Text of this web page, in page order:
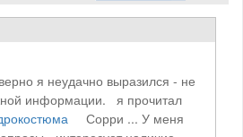
я неудачно выразился - не
информации. я прочитал
Сорри ... У меня